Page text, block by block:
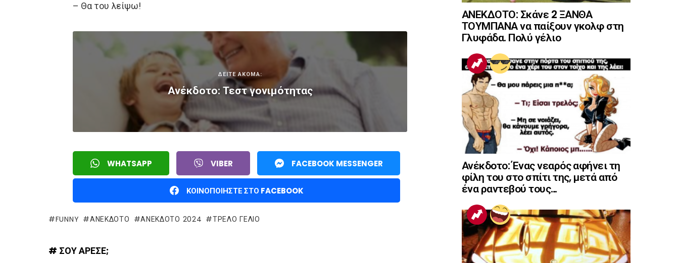
– Θα του λείψω!
ΔΕΙΤΕ ΑΚΟΜΑ:
Ανέκδοτο: Τεστ γονιμότητας
WHATSAPP VIBER FACEBOOK MESSENGER
ΚΟΙΝΟΠΟΙΉΣΤΕ ΣΤΟ FACEBOOK
FUNNY ΑΝΕΚΔΟΤΟ ΑΝΈΚΔΟΤΟ 2024 ΤΡΕΛΌ ΓΈΛΙΟ
# ΣΟΥ ΑΡΕΣΕ;
ΑΝΕΚΔΟΤΟ: Σκάνε 2 ΞΑΝΘΑ
ΤΟΥΜΠΑΝΑ να παίξουν γκολφ στη
Γλυφάδα. Πολύ γέλιο
Ανέκδοτο: Ένας νεαρός αφήνει τη
φίλη του στο σπίτι της, μετά από
ένα ραντεβού τους…